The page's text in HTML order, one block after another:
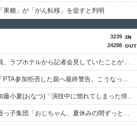
果糖」が「がん転移」を促すと判明
3239
24298
秋田県職員、ラブホテルから記者会見していたことが発覚（※画像・動画あり）
PTA会長「PTA参加拒否した親へ最終警告。こうなってもいい？」 （※画像あり）
【悲報】加藤小夏(おなつ)「演技中に惚れてしまった俳優がいる」 （※動画あり）
【画像】姪っ子集団「おじちゃん、夏休みの間ずっと泊ってくね」